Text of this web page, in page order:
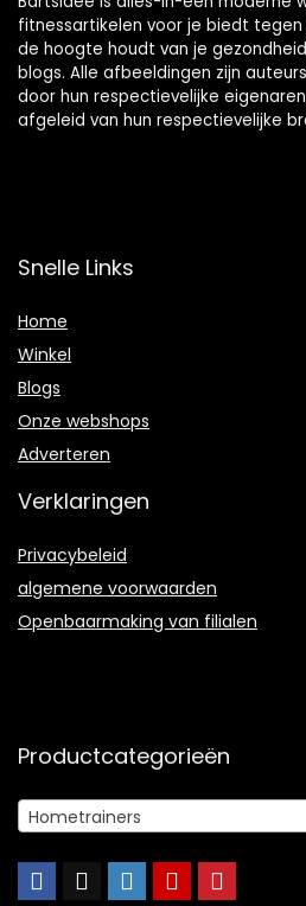
fitnessartikelen voor je biedt
de hoogte houdt van je
blogs. Alle afbeeldingen zijn
door hun respectievelijke
afgeleid van hun respectievelijke
Snelle Links
Home
Winkel
Blogs
Onze webshops
Adverteren
Verklaringen
Privacybeleid
algemene voorwaarden
Openbaarmaking van filialen
Productcategorieën
Hometrainers